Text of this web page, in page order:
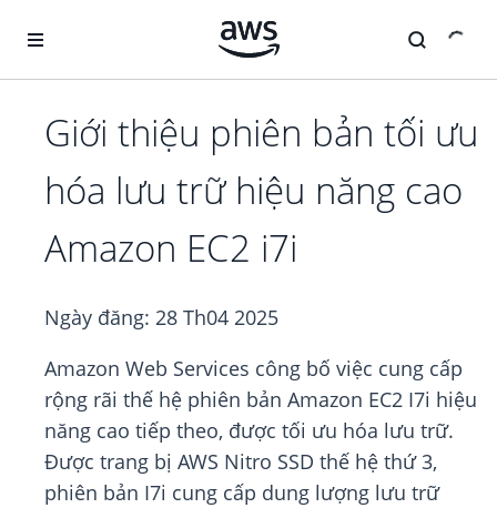
Giới thiệu phiên bản tối ưu
hóa lưu trữ hiệu năng cao
Amazon EC2 i7i
Ngày đăng: 28 Th04 2025
Amazon Web Services công bố việc cung cấp
rộng rãi thế hệ phiên bản Amazon EC2 I7i hiệu
năng cao tiếp theo, được tối ưu hóa lưu trữ.
Được trang bị AWS Nitro SSD thế hệ thứ 3,
phiên bản I7i cung cấp dung lượng lưu trữ